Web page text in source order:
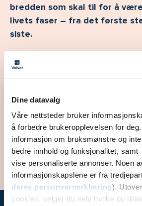
Dine datavalg
Våre nettsteder bruker
å forbedre brukeropplevelsen for
informasjon om bruksmønstre og
bedre innhold og funksjonalitet, samt
vise personaliserte annonser. Noen
informasjonskapslene er fra
deres personvernerklæring).
cookies, velger du selv hvilke du
bredden som skal til for å
livets faser – fra det første
siste.
Størst i Norge
Vi har behandlet pasienter i
landets største private
trygg på at vi er her når du